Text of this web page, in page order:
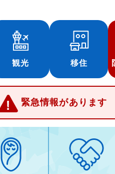
観光 移住
緊急情報があります